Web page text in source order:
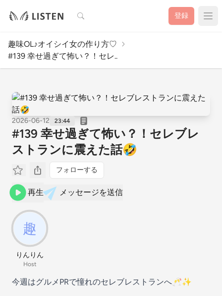
検索 登録
趣味OL♪オイシイ女の作り方♡
#139 幸せ過ぎて怖い？！セレ..
2026-06-12 23:44
#139 幸せ過ぎて怖い？！セレブレ
ストランに震えた話🤣
フォローする
再生 メッセージを送信
りんりん
Host
今週はグルメPRで憧れのセレブレストランへ🥂✨